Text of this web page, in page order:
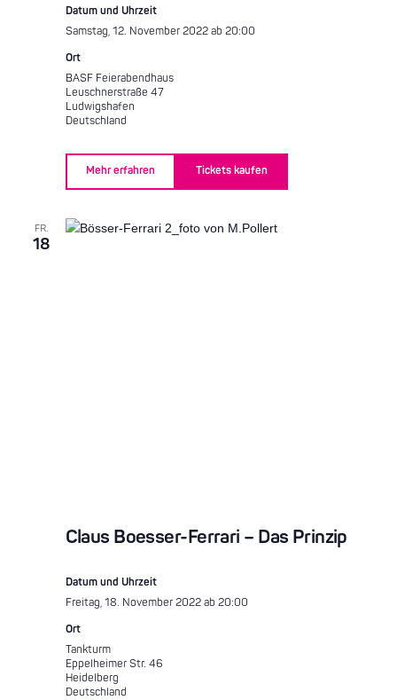
Datum und Uhrzeit
Samstag, 12. November 2022 ab 20:00
Ort
BASF Feierabendhaus
Leuschnerstraße 47
Ludwigshafen
Deutschland
Mehr erfahren Tickets kaufen
FR.
18
Claus Boesser-Ferrari – Das Prinzip
Datum und Uhrzeit
Freitag, 18. November 2022 ab 20:00
Ort
Tankturm
Eppelheimer Str. 46
Heidelberg
Deutschland